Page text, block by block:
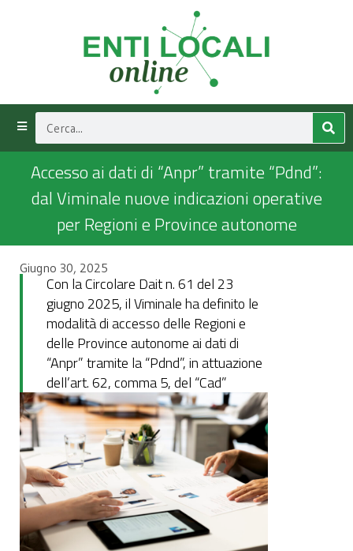
Accesso ai dati di “Anpr” tramite “Pdnd”:
dal Viminale nuove indicazioni operative
per Regioni e Province autonome
Giugno 30, 2025
Con la Circolare Dait n. 61 del 23
giugno 2025, il Viminale ha definito le
modalità di accesso delle Regioni e
delle Province autonome ai dati di
“Anpr” tramite la “Pdnd”, in attuazione
dell’art. 62, comma 5, del “Cad”